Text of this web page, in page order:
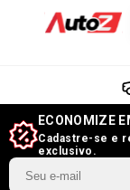
ECONOMIZE
Cadastre-se e
exclusivo.